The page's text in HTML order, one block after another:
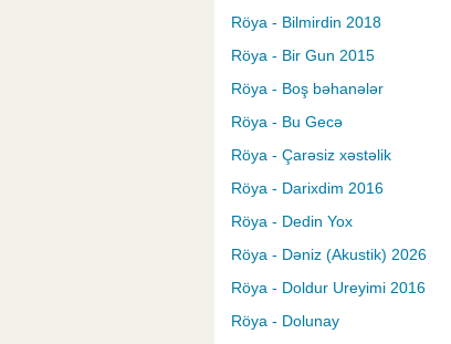
Röya - Bilmirdin 2018
Röya - Bir Gun 2015
Röya - Boş bəhanələr
Röya - Bu Gecə
Röya - Çarəsiz xəstəlik
Röya - Darixdim 2016
Röya - Dedin Yox
Röya - Dəniz (Akustik) 2026
Röya - Doldur Ureyimi 2016
Röya - Dolunay